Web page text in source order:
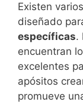
Existen
diseñado
específicas.
encuentran
excelentes
apósitos
promueve